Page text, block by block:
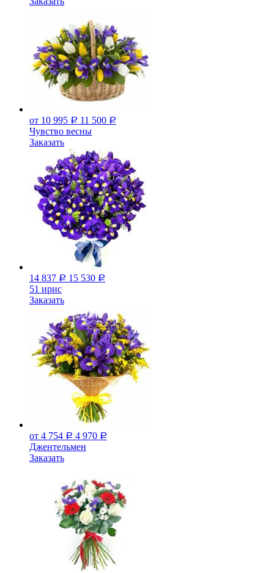
от 10 995 Р 11 500 Р
Чувство весны
Заказать
14 837 Р 15 530 Р
51 ирис
Заказать
от 4 754 Р 4 970 Р
Джeнтельмен
Заказать